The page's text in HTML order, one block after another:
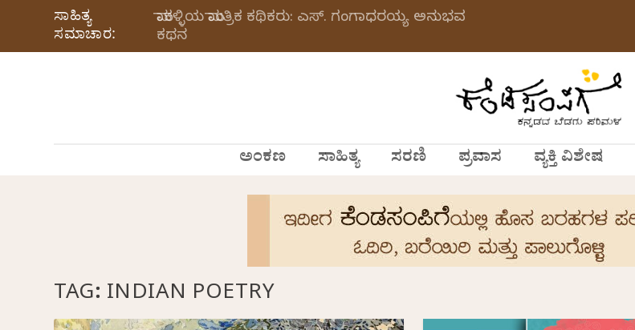
ಸಾಹಿತ್ಯ
ಸಮಾಚಾರ:
ಮಾಕಳ್ಳಿಯ ಮಾಂತ್ರಿಕ ಕಥಿಕರು: ಎಸ್. ಗಂಗಾಧರಯ್ಯ ಅನುಭವ
ಕಥನ
ಅಂಕಣ ಸಾಹಿತ್ಯ ಸರಣಿ ಪ್ರವಾಸ ವ್ಯಕ್ತಿ ವಿಶೇಷ
TAG: INDIAN POETRY